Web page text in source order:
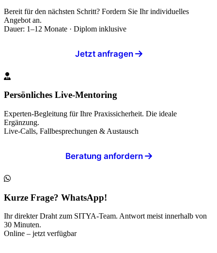
Bereit für den nächsten Schritt? Fordern Sie Ihr individuelles
Angebot an.
Dauer: 1–12 Monate · Diplom inklusive
Jetzt anfragen
Persönliches Live-Mentoring
Experten-Begleitung für Ihre Praxissicherheit. Die ideale
Ergänzung.
Live-Calls, Fallbesprechungen & Austausch
Beratung anfordern
Kurze Frage? WhatsApp!
Ihr direkter Draht zum SITYA-Team. Antwort meist innerhalb von
30 Minuten.
Online – jetzt verfügbar